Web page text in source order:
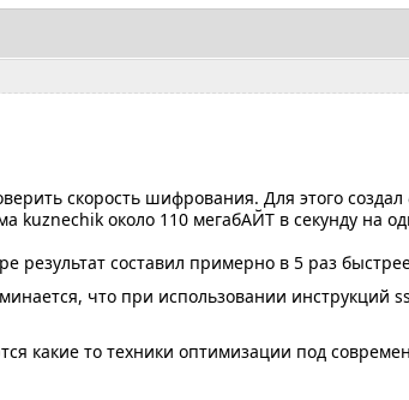
скорость шифрования. Для этого
kuznechik около 110 мегабАЙТ в секунду на
результат составил примерно в 5 раз
что при использовании инструкций
какие то техники оптимизации под